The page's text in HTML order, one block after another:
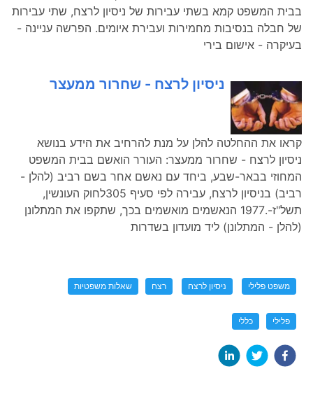
בבית המשפט קמא בשתי עבירות של ניסיון לרצח, שתי עבירות
של חבלה בנסיבות מחמירות ועבירת איומים. הפרשה עניינה -
בעיקרה - אישום בירי
ניסיון לרצח - שחרור ממעצר
קראו את ההחלטה להלן על מנת להרחיב את הידע בנושא
ניסיון לרצח - שחרור ממעצר: העורר הואשם בבית המשפט
המחוזי בבאר-שבע, ביחד עם נאשם אחר בשם רביב (להלן -
רביב) בניסיון לרצח, עבירה לפי סעיף 305לחוק העונשין,
תשל"ז-.1977 הנאשמים מואשמים בכך, שתקפו את המתלונן
(להלן - המתלונן) ליד מועדון בשדרות
משפט פלילי ניסיון לרצח רצח שאלות משפטיות
פלילי כללי